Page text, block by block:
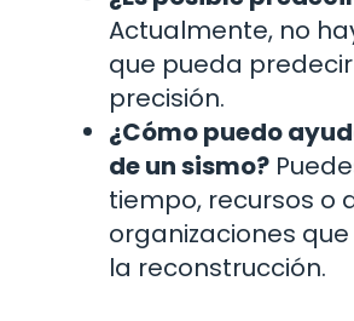
Actualmente, no
que pueda
precisión.
¿Cómo puedo
de un sismo?
tiempo, recursos o
organizaciones
la reconstrucción.